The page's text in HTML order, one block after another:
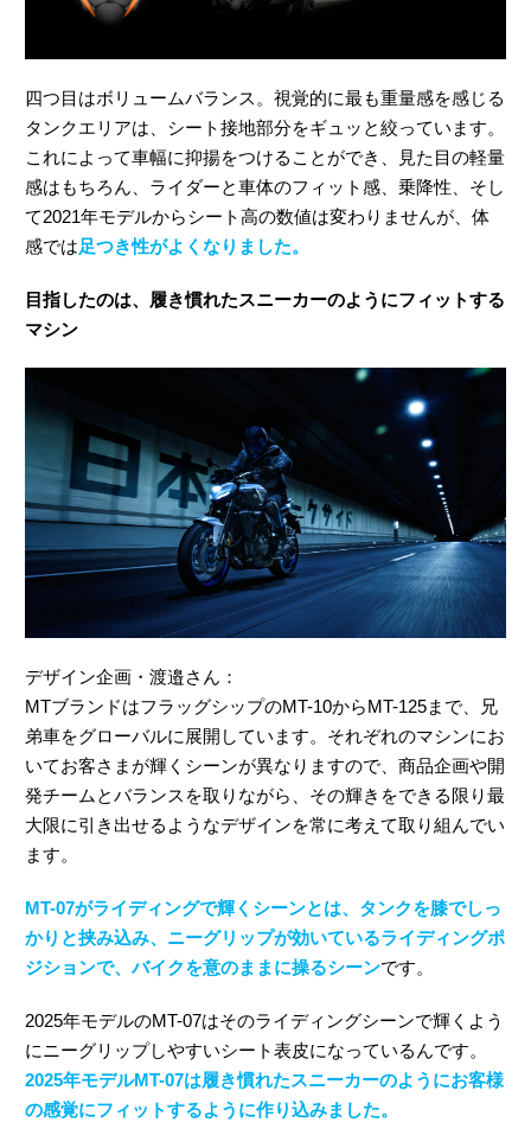
四つ目はボリュームバランス。視覚的に最も重量感を感じる
タンクエリアは、シート接地部分をギュッと絞っています。
これによって車幅に抑揚をつけることができ、見た目の軽量
感はもちろん、ライダーと車体のフィット感、乗降性、そし
て2021年モデルからシート高の数値は変わりませんが、体
感では足つき性がよくなりました。
目指したのは、履き慣れたスニーカーのようにフィットする
マシン
デザイン企画・渡邉さん：
MTブランドはフラッグシップのMT-10からMT-125まで、兄
弟車をグローバルに展開しています。それぞれのマシンにお
いてお客さまが輝くシーンが異なりますので、商品企画や開
発チームとバランスを取りながら、その輝きをできる限り最
大限に引き出せるようなデザインを常に考えて取り組んでい
ます。
MT-07がライディングで輝くシーンとは、タンクを膝でしっ
かりと挟み込み、ニーグリップが効いているライディングポ
ジションで、バイクを意のままに操るシーンです。
2025年モデルのMT-07はそのライディングシーンで輝くよう
にニーグリップしやすいシート表皮になっているんです。
2025年モデルMT-07は履き慣れたスニーカーのようにお客様
の感覚にフィットするように作り込みました。